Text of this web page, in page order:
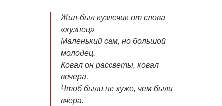
Жил-был кузнечик от слова
«кузнец»
Маленький сам, но большой
молодец.
Ковал он рассветы, ковал
вечера,
Чтоб были не хуже, чем были
вчера.